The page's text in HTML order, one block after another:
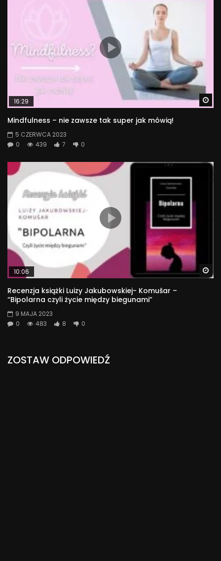
16:29
Mindfulness – nie zawsze tak super jak mówią!
5 CZERWCA 2023
0
439 7 0
10:06
Recenzja książki Luizy Jakubowskiej- Komušar –
“Bipolarna czyli życie między biegunami”
9 MAJA 2023
0
483 8 0
ZOSTAW ODPOWIEDŹ